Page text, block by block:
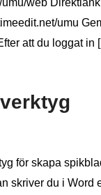
umu
att du loggat in
för skapa
skriver du i Word